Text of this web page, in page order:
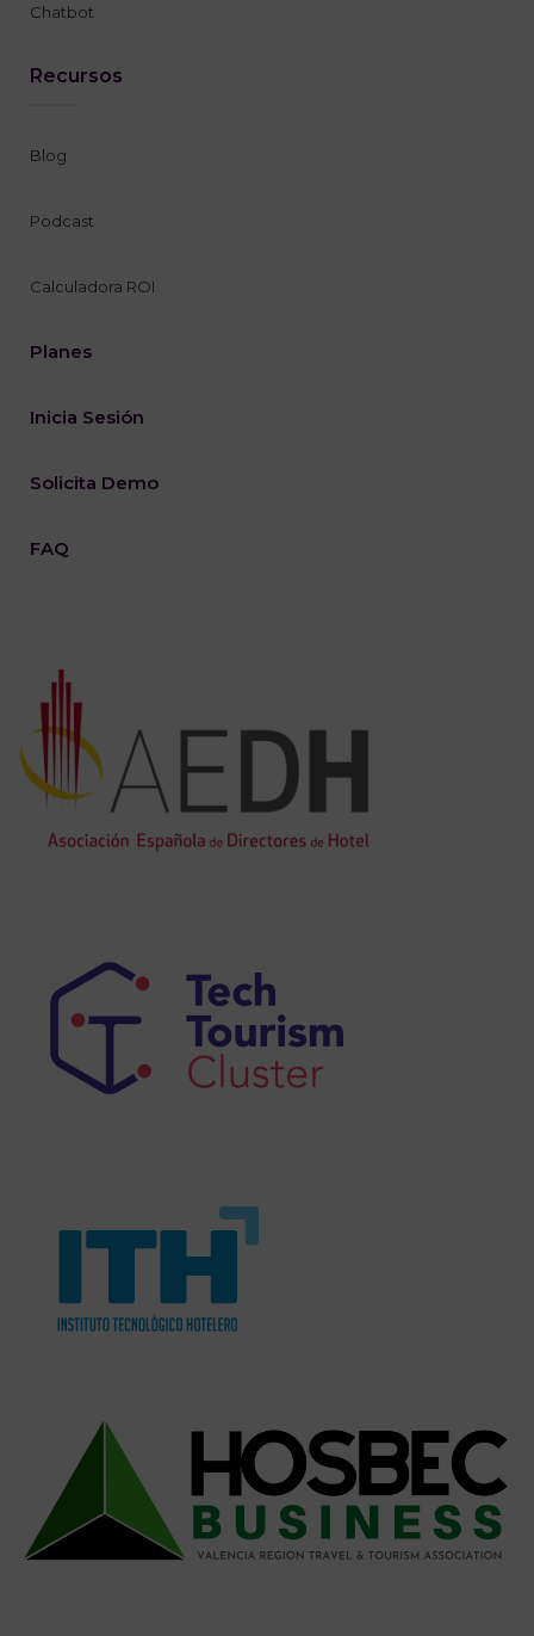
Chatbot
Recursos
Blog
Podcast
Calculadora ROI
Planes
Inicia Sesión
Solicita Demo
FAQ